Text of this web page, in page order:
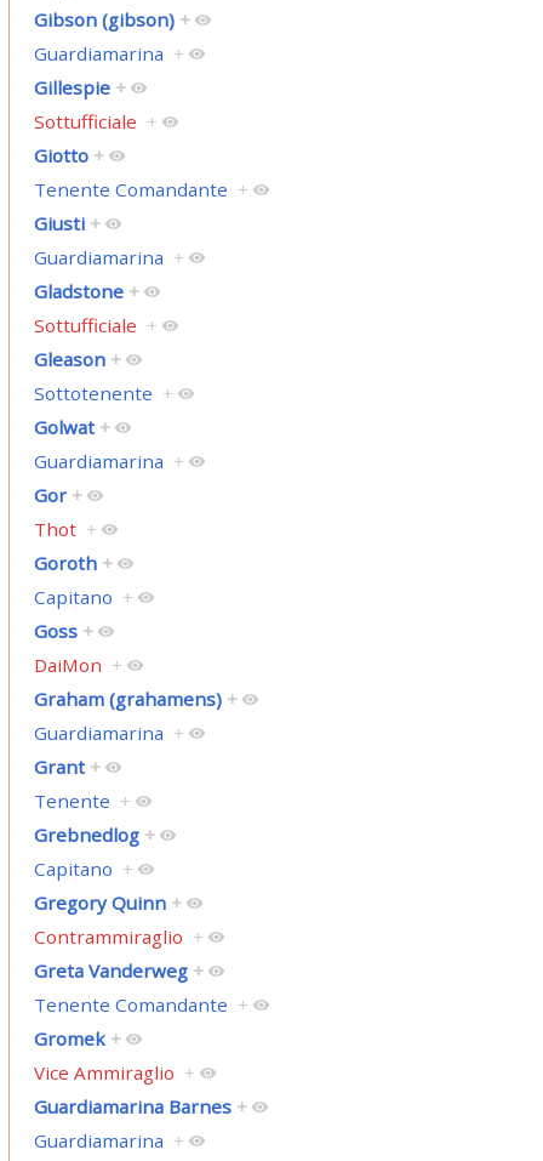
Gibson (gibson) +
Guardiamarina +
Gillespie +
Sottufficiale +
Giotto +
Tenente Comandante +
Giusti +
Guardiamarina +
Gladstone +
Sottufficiale +
Gleason +
Sottotenente +
Golwat +
Guardiamarina +
Gor +
Thot +
Goroth +
Capitano +
Goss +
DaiMon +
Graham (grahamens) +
Guardiamarina +
Grant +
Tenente +
Grebnedlog +
Capitano +
Gregory Quinn +
Contrammiraglio +
Greta Vanderweg +
Tenente Comandante +
Gromek +
Vice Ammiraglio +
Guardiamarina Barnes +
Guardiamarina +